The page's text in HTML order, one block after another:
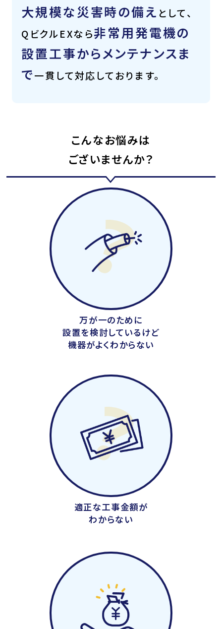
大規模な災害時の備え として、
QビクルEXなら非常用発電機の
設置工事からメンテナンスま
で一貫して対応しております。
こんなお悩みは
ございませんか？
万が一のために
設置を検討しているけど
機器がよくわからない
適正な工事金額が
わからない